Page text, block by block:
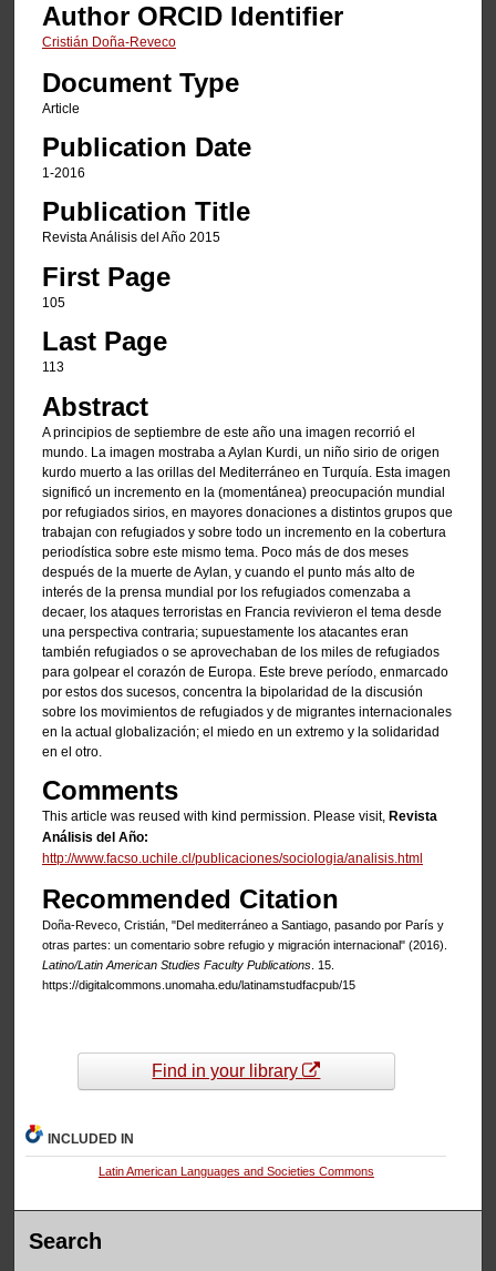
Author ORCID Identifier
Cristián Doña-Reveco
Document Type
Article
Publication Date
1-2016
Publication Title
Revista Análisis del Año 2015
First Page
105
Last Page
113
Abstract
A principios de septiembre de este año una imagen recorrió el
mundo. La imagen mostraba a Aylan Kurdi, un niño sirio de origen
kurdo muerto a las orillas del Mediterráneo en Turquía. Esta imagen
significó un incremento en la (momentánea) preocupación mundial
por refugiados sirios, en mayores donaciones a distintos grupos que
trabajan con refugiados y sobre todo un incremento en la cobertura
periodística sobre este mismo tema. Poco más de dos meses
después de la muerte de Aylan, y cuando el punto más alto de
interés de la prensa mundial por los refugiados comenzaba a
decaer, los ataques terroristas en Francia revivieron el tema desde
una perspectiva contraria; supuestamente los atacantes eran
también refugiados o se aprovechaban de los miles de refugiados
para golpear el corazón de Europa. Este breve período, enmarcado
por estos dos sucesos, concentra la bipolaridad de la discusión
sobre los movimientos de refugiados y de migrantes internacionales
en la actual globalización; el miedo en un extremo y la solidaridad
en el otro.
Comments
This article was reused with kind permission. Please visit, Revista
Análisis del Año:
http://www.facso.uchile.cl/publicaciones/sociologia/analisis.html
Recommended Citation
Doña-Reveco, Cristián, "Del mediterráneo a Santiago, pasando por París y
otras partes: un comentario sobre refugio y migración internacional" (2016).
Latino/Latin American Studies Faculty Publications. 15.
https://digitalcommons.unomaha.edu/latinamstudfacpub/15
Find in your library
INCLUDED IN
Latin American Languages and Societies Commons
Search